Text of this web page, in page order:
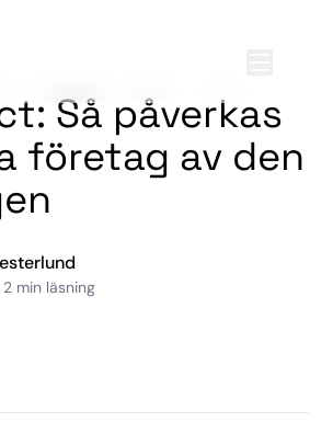
Så påverkas
företag av den
2 min läsning